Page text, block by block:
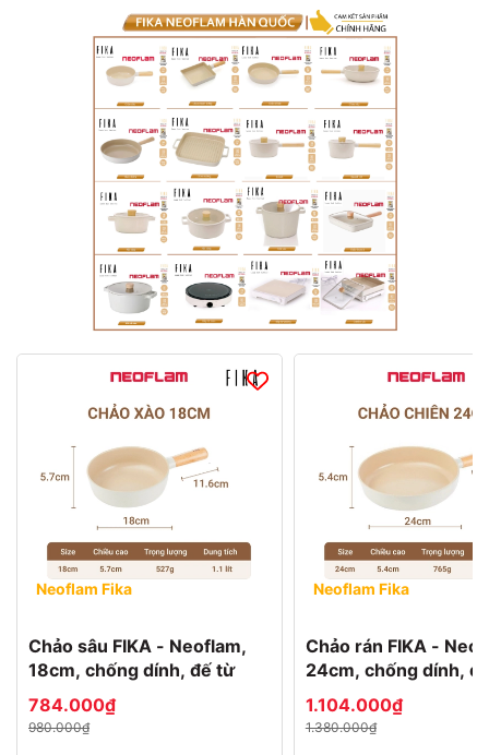
Neoflam Fika
Chảo sâu FIKA - Neoflam,
18cm, chống dính, đế từ
784.000₫
980.000₫
Neoflam Fika
Chảo rán FIKA -
24cm, chống dính,
1.104.000₫
1.380.000₫